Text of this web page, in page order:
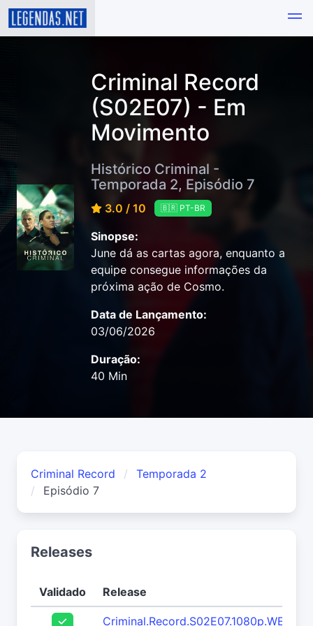
Criminal Record
(S02E07) - Em
Movimento
Histórico Criminal -
Temporada 2, Episódio 7
3.0 / 10 🇧🇷 PT-BR
Sinopse:
June dá as cartas agora, enquanto a
equipe consegue informações da
próxima ação de Cosmo.
Data de Lançamento:
03/06/2026
Duração:
40 Min
Criminal Record
Temporada 2
Episódio 7
Releases
Validado Release